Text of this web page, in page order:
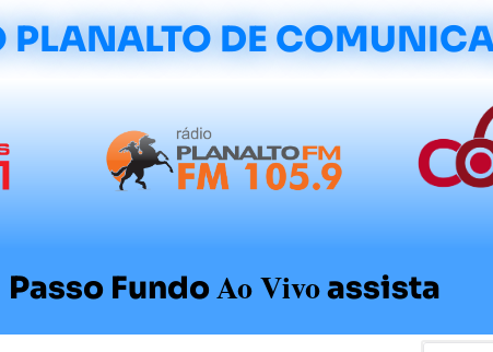
PLANALTO DE
Passo FundoAo Vivoassista